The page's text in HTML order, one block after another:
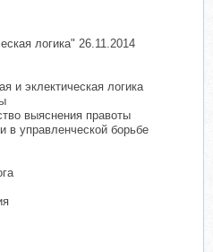
логика" 26.11.2014
и эклектическая логика
выяснения правоты
в управленческой борьбе